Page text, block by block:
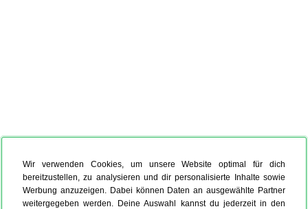
Wir verwenden Cookies, um unsere Website optimal für dich
bereitzustellen, zu analysieren und dir personalisierte Inhalte sowie
Werbung anzuzeigen. Dabei können Daten an ausgewählte Partner
weitergegeben werden. Deine Auswahl kannst du jederzeit in den